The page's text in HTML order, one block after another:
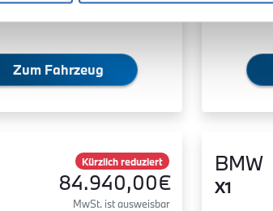
Zum Fahrzeug
Kürzlich reduziert
84.940,00€
MwSt. ist ausweisbar
BMW
X1